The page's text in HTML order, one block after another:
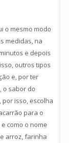
o mesmo modo
medidas, na
e depois
outros tipos
e, por ter
o sabor do
isso, escolha
para o
como o nome
arroz, farinha